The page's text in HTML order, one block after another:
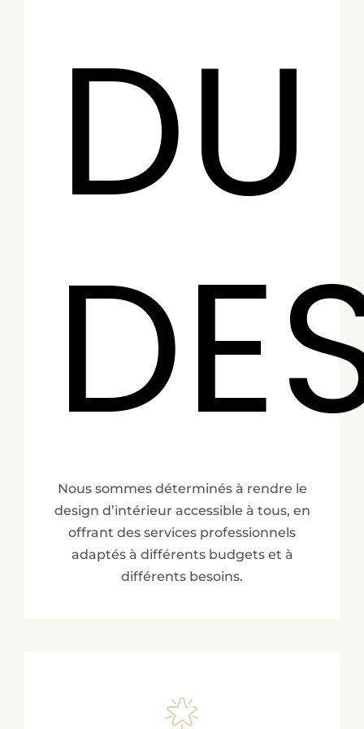
DU
Nous sommes déterminés à rendre le
design d’intérieur accessible à tous, en
offrant des services professionnels
adaptés à différents budgets et à
différents besoins.